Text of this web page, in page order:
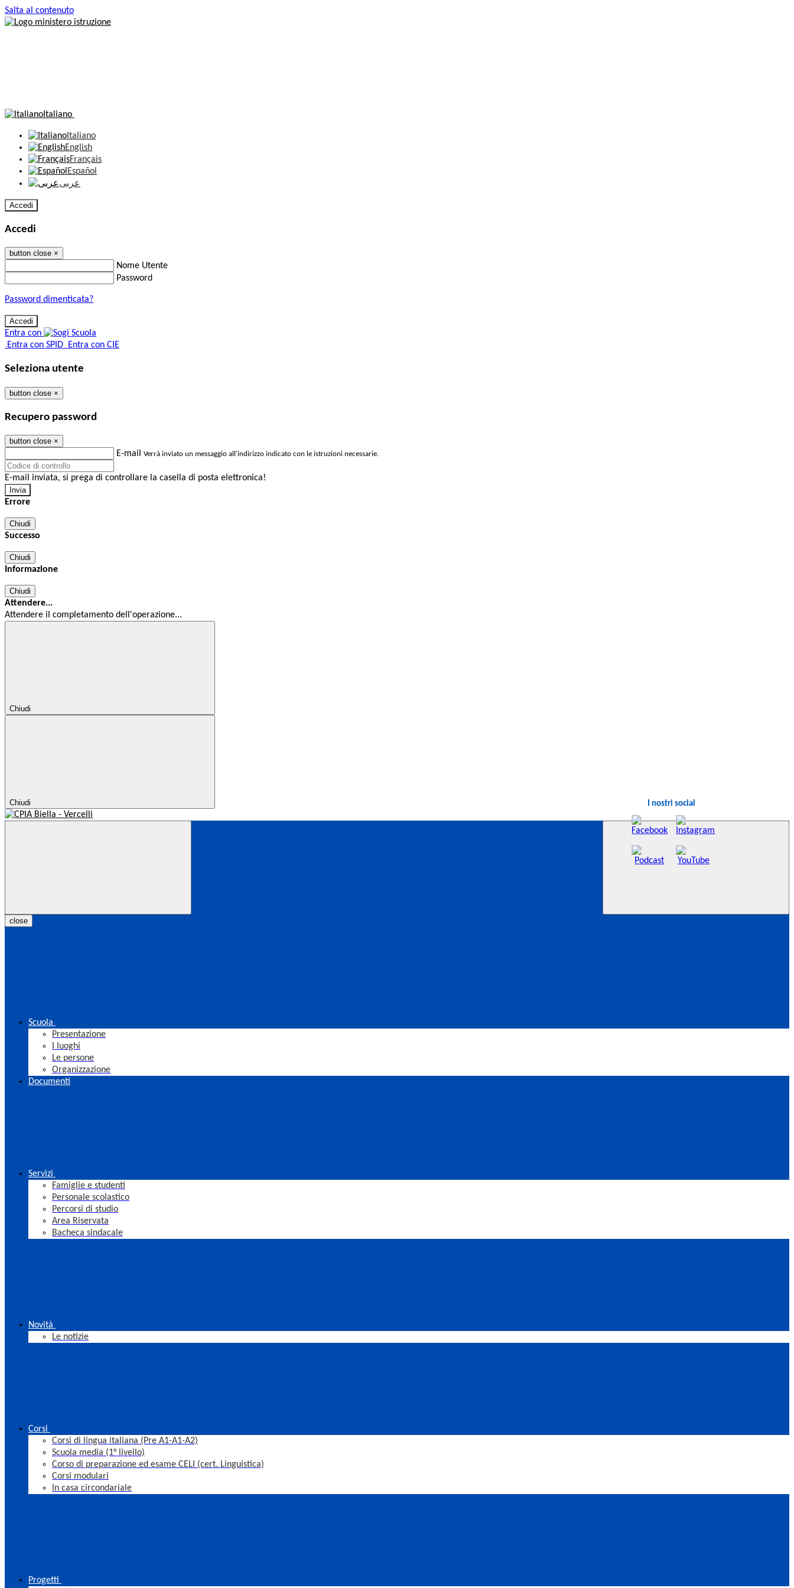
Salta al contenuto
Italiano
Italiano
English
Français
Español
عربى
Accedi
Accedi
button close ×
Nome Utente
Password
Password dimenticata?
Entra con
Entra con SPID Entra con CIE
Seleziona utente
button close ×
Recupero password
button close ×
E-mail Verrà inviato un messaggio all'indirizzo indicato con le istruzioni necessarie.
E-mail inviata, si prega di controllare la casella di posta elettronica!
Errore
Chiudi
Successo
Chiudi
Informazione
Chiudi
Attendere...
Attendere il completamento dell'operazione...
Chiudi
Chiudi I nostri social
close
Scuola
Presentazione
I luoghi
Le persone
Organizzazione
Documenti
Servizi
Famiglie e studenti
Personale scolastico
Percorsi di studio
Area Riservata
Bacheca sindacale
Novità
Le notizie
Corsi
Corsi di lingua italiana (Pre A1-A1-A2)
Scuola media (1° livello)
Corso di preparazione ed esame CELI (cert. Linguistica)
Corsi modulari
In casa circondariale
Progetti